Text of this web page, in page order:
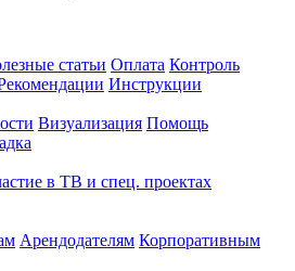
статьи Оплата Контроль
Инструкции
Визуализация Помощь
в ТВ и спец. проектах
Арендодателям Корпоративным